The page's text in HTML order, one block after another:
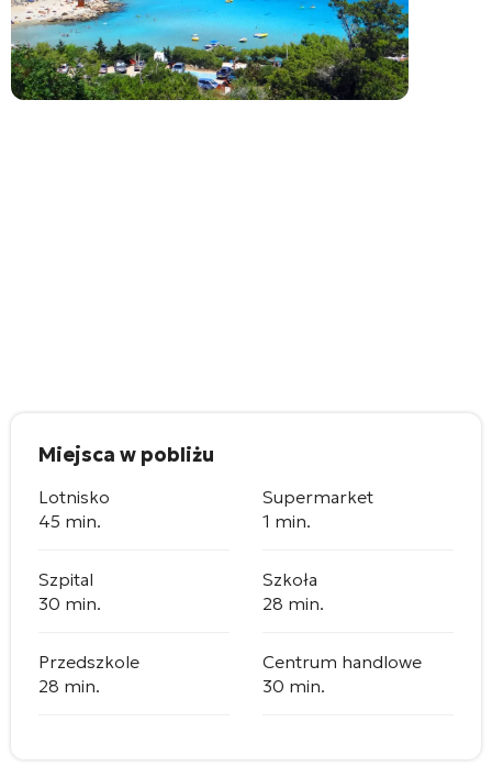
Miejsca w pobliżu
Lotnisko
45 min.
Supermarket
1 min.
Szpital
30 min.
Szkoła
28 min.
Przedszkole
28 min.
Centrum handlowe
30 min.